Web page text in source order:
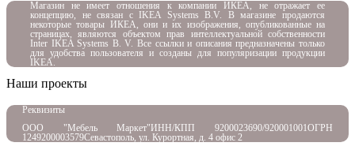
Магазин не имеет отношения к компании ИКЕА, не отражает ее
концепцию, не связан с
IKEA Systems B.V. В магазине продаются
некоторые товары ИКЕА, они и их изображения, опубликованные на
страницах, являются объектом прав интеллектуальной собственности
Inter IKEA Systems B. V. Все ссылки и описания предназначены только
для удобства пользователя и созданы для популяризации продукции
IKEA.
Наши проекты
Реквизиты
ООО "Мебель Маркет"ИНН/КПП 9200023690/920001001ОГРН
1249200003579Севастополь, ул. Курортная, д. 4 офис 2